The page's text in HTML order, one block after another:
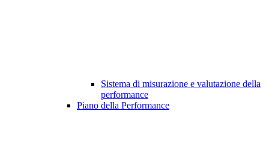
Sistema di misurazione e valutazione della
performance
Piano della Performance